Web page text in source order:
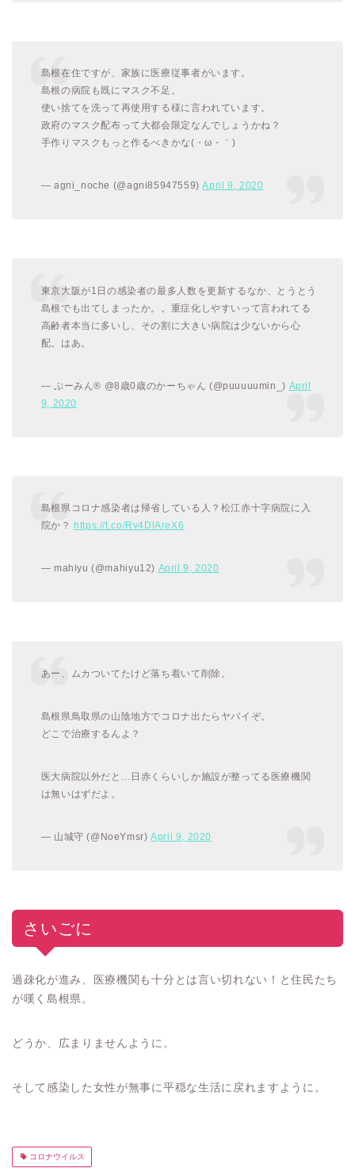
島根在住ですが、家族に医療従事者がいます。
島根の病院も既にマスク不足。
使い捨てを洗って再使用する様に言われています。
政府のマスク配布って大都会限定なんでしょうかね？
手作りマスクもっと作るべきかな(・ω・｀)
— agni_noche (@agni85947559)April 9, 2020
東京大阪が1日の感染者の最多人数を更新するなか、とうとう
島根でも出てしまったか。。重症化しやすいって言われてる
高齢者本当に多いし、その割に大きい病院は少ないから心
配。はあ。
— ぷーみん®︎ @8歳0歳のかーちゃん (@puuuuumin_) April
9, 2020
島根県コロナ感染者は帰省している人？松江赤十字病院に入
院か？
https://t.co/Rv4DlAreX6
— mahiyu (@mahiyu12) April 9, 2020
あー、ムカついてたけど落ち着いて削除。
島根県鳥取県の山陰地方でコロナ出たらヤバイぞ。
どこで治療するんよ？
医大病院以外だと…日赤くらいしか施設が整ってる医療機関
は無いはずだよ。
— 山城守 (@NoeYmsr)April 9, 2020
さいごに
過疎化が進み、医療機関も十分とは言い切れない！と住民たち
が嘆く島根県。
どうか、広まりませんように。
そして感染した女性が無事に平穏な生活に戻れますように。
コロナウイルス